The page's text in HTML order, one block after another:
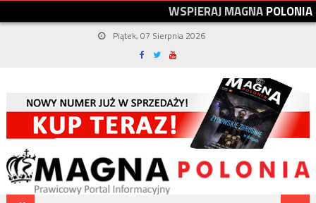
WSPIERAJMAGNAPOLONIA
Piątek, 07 Sierpnia 2026